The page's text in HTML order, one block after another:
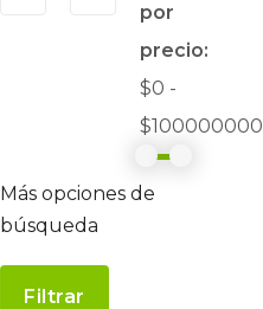
por
precio:
$0 -
$100000000
Más opciones de
búsqueda
Filtrar